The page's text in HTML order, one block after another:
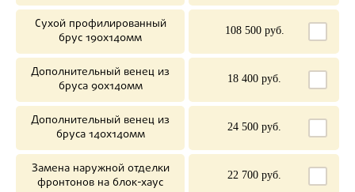
Сухой профилированный
брус 190х140мм
108 500 руб.
Дополнительный венец из
бруса 90х140мм
18 400 руб.
Дополнительный венец из
бруса 140х140мм
24 500 руб.
Замена наружной отделки
фронтонов на блок-хаус
22 700 руб.